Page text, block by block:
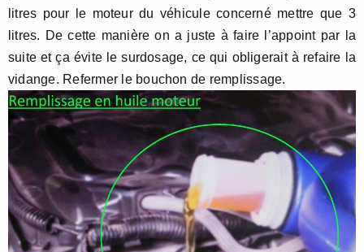
litres pour le moteur du véhicule concerné mettre que 3
litres. De cette manière on a juste à faire l’appoint par la
suite et ça évite le surdosage, ce qui obligerait à refaire la
vidange. Refermer le bouchon de remplissage.